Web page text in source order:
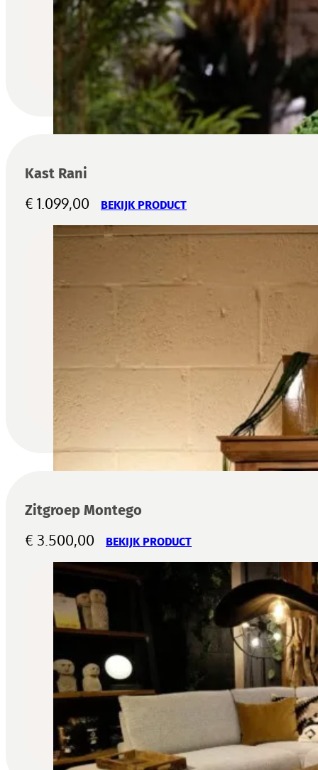
Kast Rani
€ 1.099,00 BEKIJK PRODUCT
Zitgroep Montego
€ 3.500,00 BEKIJK PRODUCT